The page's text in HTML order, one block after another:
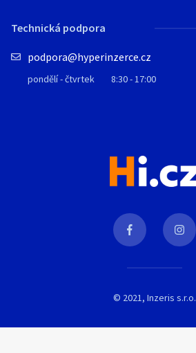
Technická podpora
podpora@hyperinzerce.cz
pondělí - čtvrtek 8:30 - 17:00
© 2021, Inzeris s.r.o.